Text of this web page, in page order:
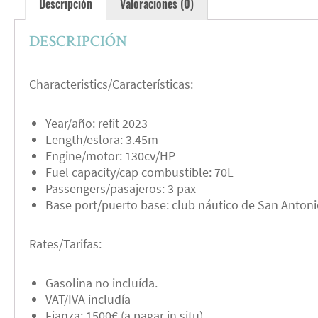
Descripción Valoraciones (0)
DESCRIPCIÓN
Characteristics/Características:
Year/año: refit 2023
Length/eslora: 3.45m
Engine/motor: 130cv/HP
Fuel capacity/cap combustible: 70L
Passengers/pasajeros: 3 pax
Base port/puerto base: club náutico de San
Rates/Tarifas:
Gasolina no incluída.
VAT/IVA includía